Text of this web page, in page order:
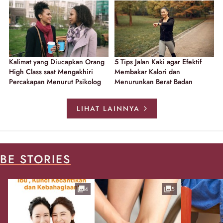
Kalimat yang Diucapkan Orang
High Class saat Mengakhiri
Percakapan Menurut Psikolog
5 Tips Jalan Kaki agar Efektif
Membakar Kalori dan
Menurunkan Berat Badan
LIHAT LAINNYA
BE STORIES
4 5